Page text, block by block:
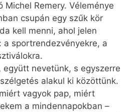
Michel Remery. Véleménye
csupán egy szűk kör
kell menni, ahol jelen
a sport­rendezvényekre, a
együtt nevetünk, s egyszerre
alakul ki közöttünk.
vagyok pap, miért
a mindennapokban –